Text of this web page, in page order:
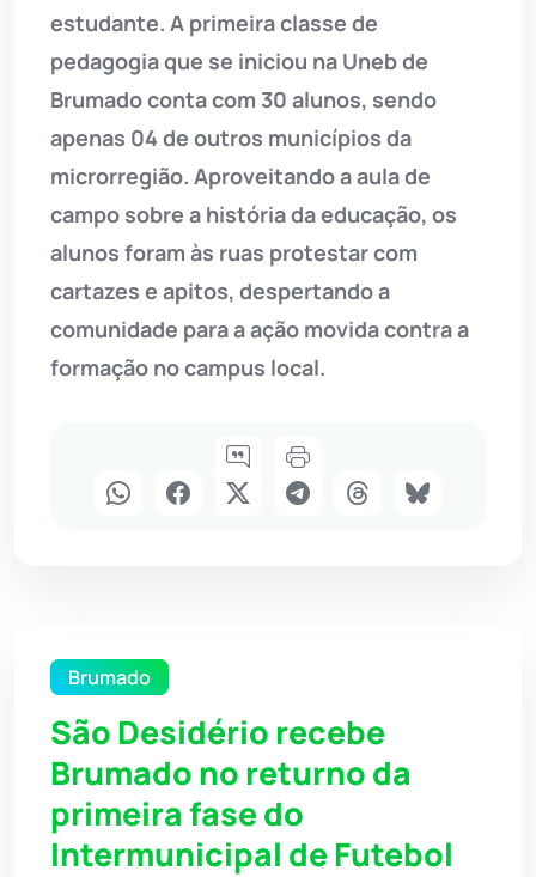
estudante. A primeira classe de
pedagogia que se iniciou na Uneb de
Brumado conta com 30 alunos, sendo
apenas 04 de outros municípios da
microrregião. Aproveitando a aula de
campo sobre a história da educação, os
alunos foram às ruas protestar com
cartazes e apitos, despertando a
comunidade para a ação movida contra a
formação no campus local.
Brumado
São Desidério recebe
Brumado no returno da
primeira fase do
Intermunicipal de Futebol